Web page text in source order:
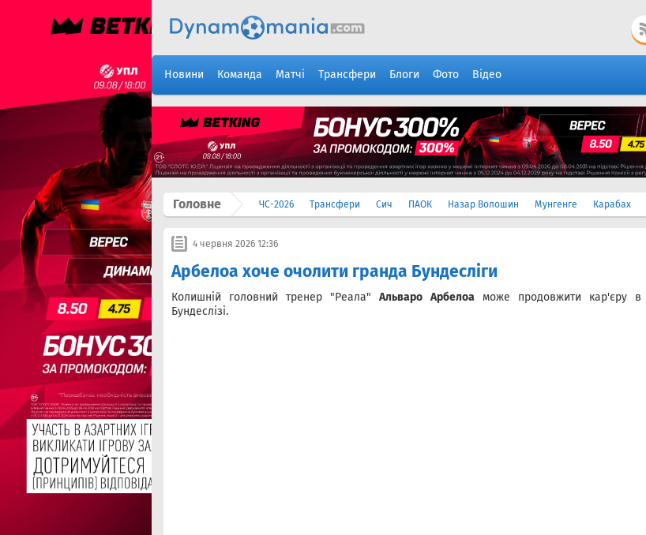
Новини Команда Матчі Трансфери Блоги Фото Відео
Головне ЧС-2026 Трансфери Сич ПАОК Назар Волошин Мунгенге Карабах
4 червня 2026 12:36
Арбелоа хоче очолити гранда Бундесліги
Колишній головний тренер "Реала"Альваро Арбелоаможе продовжити кар'єру в
Бундеслізі.